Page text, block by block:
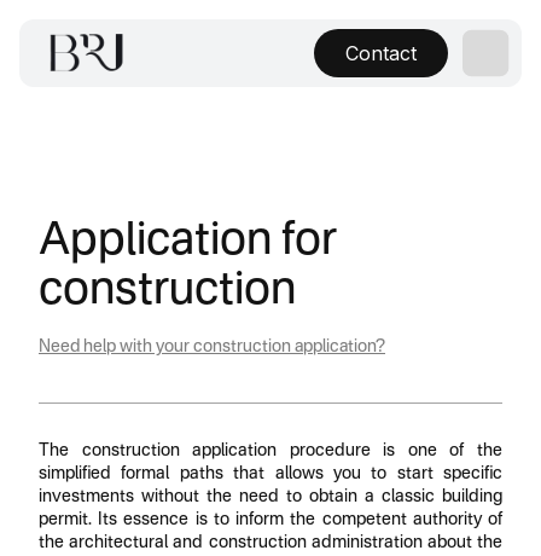
Contact
Application for
construction
Need help with your construction application?
The construction application procedure is one of the
simplified formal paths that allows you to start specific
investments without the need to obtain a classic building
permit. Its essence is to inform the competent authority of
the architectural and construction administration about the